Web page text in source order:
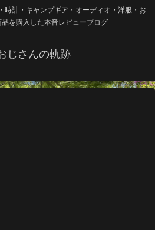
時計・キャンプギア・オーディオ・洋服・お
を購入した本音レビューブログ
じさんの軌跡